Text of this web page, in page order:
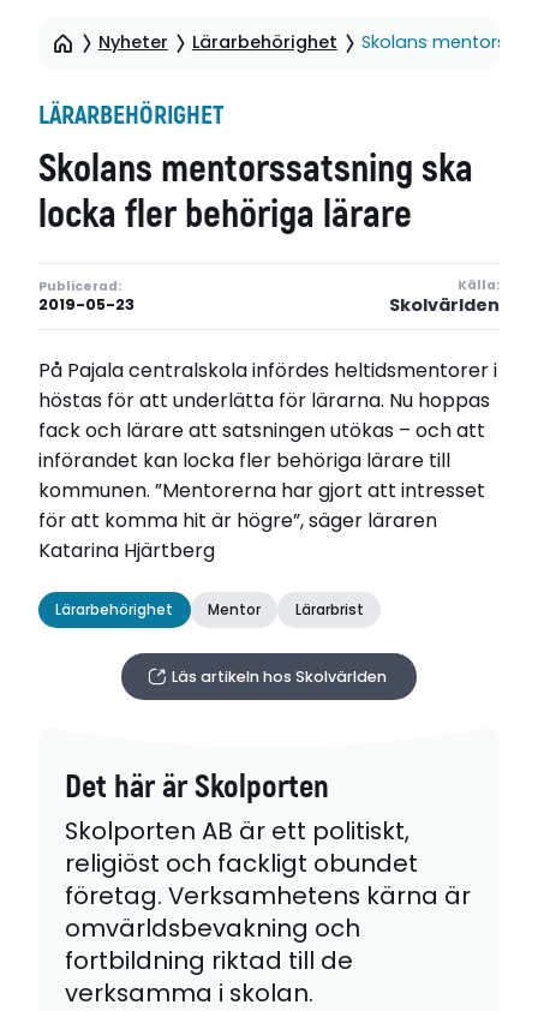
Nyheter Lärarbehörighet Skolans
LÄRARBEHÖRIGHET
Skolans mentorssatsning ska
locka fler behöriga lärare
Publicerad:
2019-05-23
Källa:
Skolvärlden
På Pajala centralskola infördes heltidsmentorer i
höstas för att underlätta för lärarna. Nu hoppas
fack och lärare att satsningen utökas – och att
införandet kan locka fler behöriga lärare till
kommunen. ”Mentorerna har gjort att intresset
för att komma hit är högre”, säger läraren
Katarina Hjärtberg
Lärarbehörighet Mentor Lärarbrist
Läs artikeln hos Skolvärlden
Det här är Skolporten
Skolporten AB är ett politiskt,
religiöst och fackligt obundet
företag. Verksamhetens kärna är
omvärldsbevakning och
fortbildning riktad till de
verksamma i skolan.